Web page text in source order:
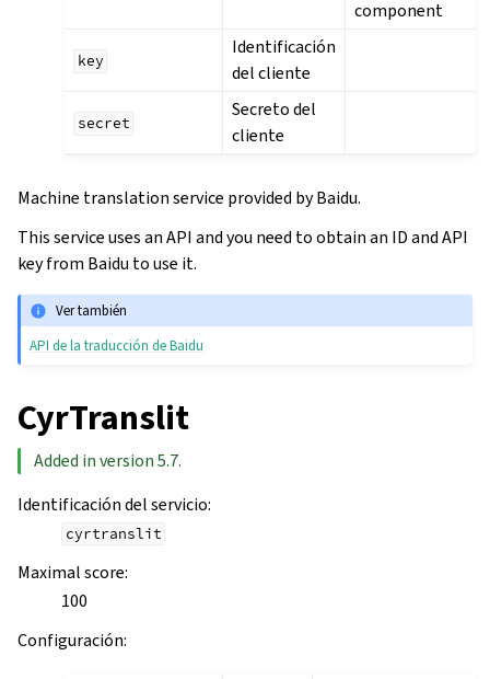
component
key
Identificación
del cliente
secret
Secreto del
cliente
Machine translation service provided by Baidu.
This service uses an API and you need to obtain an ID and API
key from Baidu to use it.
Ver también
API de la traducción de Baidu
CyrTranslit
Added in version 5.7.
Identificación del servicio:
cyrtranslit
Maximal score:
100
Configuración: